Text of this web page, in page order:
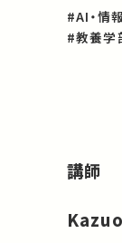
#AI・情
#教養学
講師